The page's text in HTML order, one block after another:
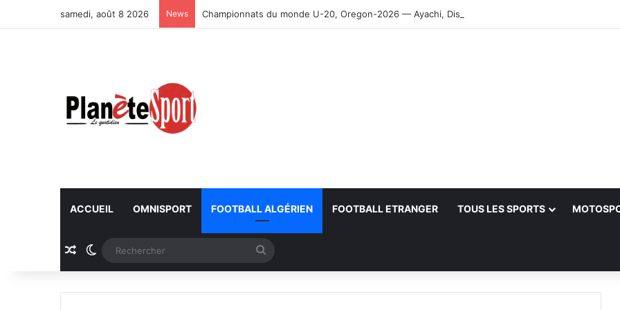
samedi, août 8 2026 News Championnats du monde U-20, Oregon-2026 — Ayachi, Dissa, Touahria et Ghezali en finale
ACCUEIL OMNISPORT FOOTBALL ALGÉRIEN FOOTBALL ETRANGER TOUS LES SPORTS
Article Aléatoire
Switch skin